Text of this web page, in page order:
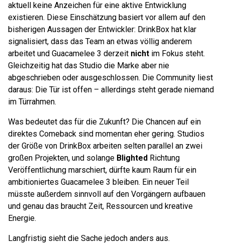
aktuell keine Anzeichen für eine aktive Entwicklung
existieren. Diese Einschätzung basiert vor allem auf den
bisherigen Aussagen der Entwickler: DrinkBox hat klar
signalisiert, dass das Team an etwas völlig anderem
arbeitet und Guacamelee 3 derzeit nicht im Fokus steht.
Gleichzeitig hat das Studio die Marke aber nie
abgeschrieben oder ausgeschlossen. Die Community liest
daraus: Die Tür ist offen – allerdings steht gerade niemand
im Türrahmen.
Was bedeutet das für die Zukunft? Die Chancen auf ein
direktes Comeback sind momentan eher gering. Studios
der Größe von DrinkBox arbeiten selten parallel an zwei
großen Projekten, und solange Blighted Richtung
Veröffentlichung marschiert, dürfte kaum Raum für ein
ambitioniertes Guacamelee 3 bleiben. Ein neuer Teil
müsste außerdem sinnvoll auf den Vorgängern aufbauen
und genau das braucht Zeit, Ressourcen und kreative
Energie.
Langfristig sieht die Sache jedoch anders aus.